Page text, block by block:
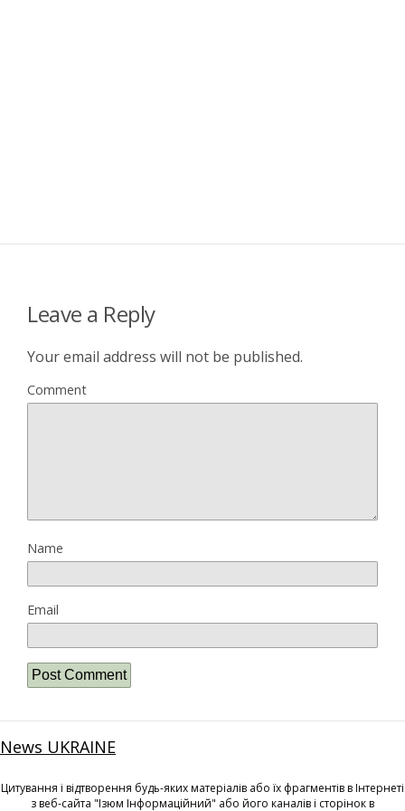
Leave a Reply
Your email address will not be published.
Comment
Name
Email
News UKRAINE
Цитування і відтворення будь-яких матеріалів або їх фрагментів в Інтернеті
з веб-сайта "Ізюм Інформаційний" або його каналів і сторінок в